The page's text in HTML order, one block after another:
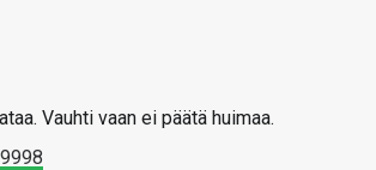
Vauhti vaan ei päätä huimaa.